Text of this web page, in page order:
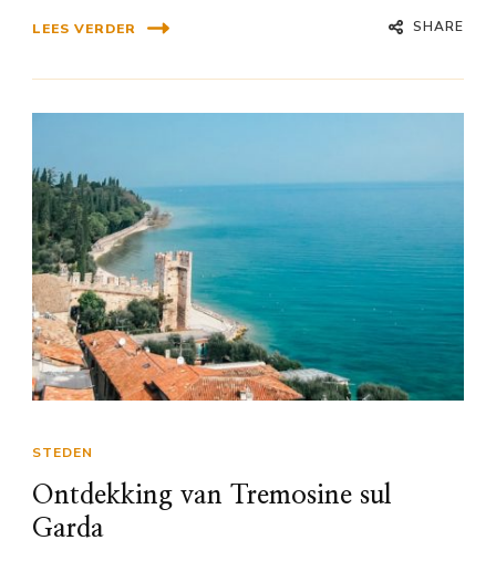
LEES VERDER SHARE
STEDEN
Ontdekking van Tremosine sul
Garda